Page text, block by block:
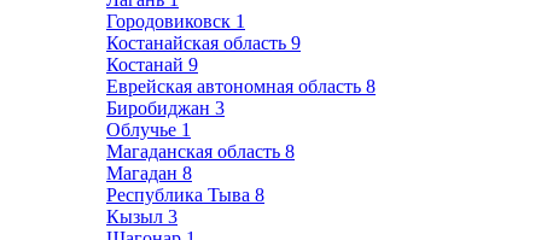
Городовиковск 1
Костанайская область 9
Костанай 9
Еврейская автономная область 8
Биробиджан 3
Облучье 1
Магаданская область 8
Магадан 8
Республика Тыва 8
Кызыл 3